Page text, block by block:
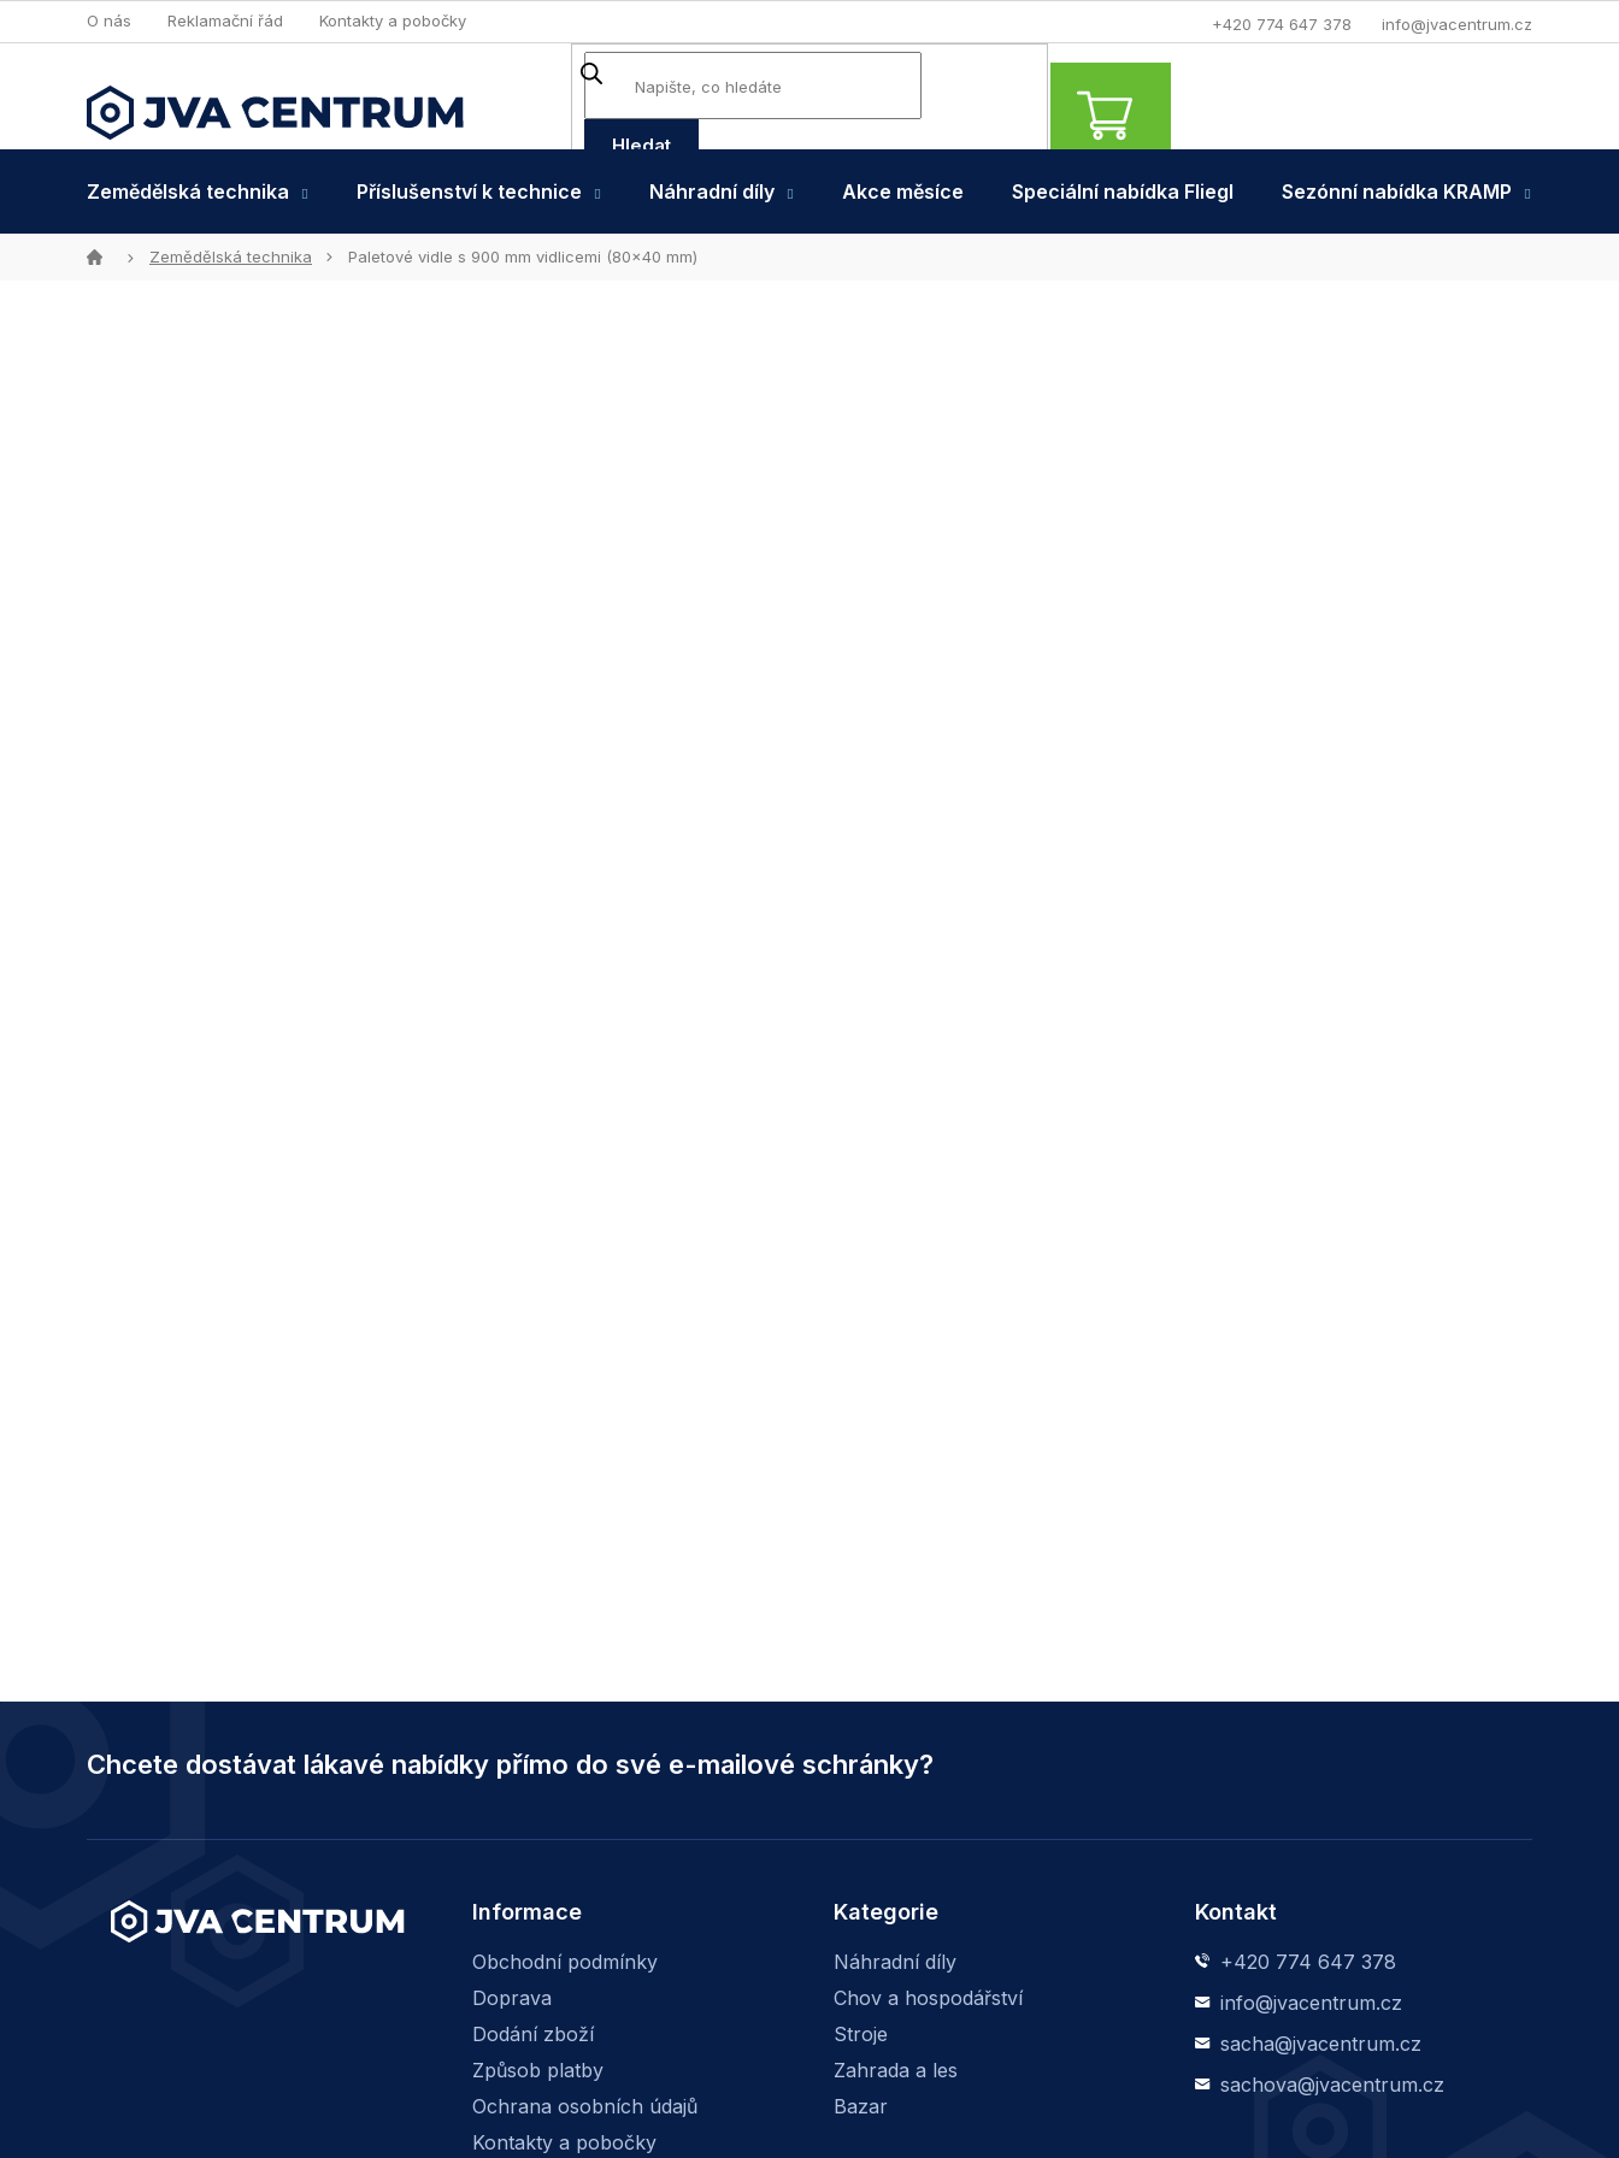
na
+420 774 647 378 info@jvacentrum.cz
O nás Reklamační řád Kontakty a pobočky
Hledat
NÁKUPNÍ
KOŠÍK
Zemědělská technika
Příslušenství k technice Náhradní díly Akce měsíce Speciální nabídka Fliegl Sezónní nabídka KRAMP
DomůZemědělská technika Paletové vidle s 900 mm vidlicemi (80x40 mm)
Chcete dostávat lákavé nabídky přímo do své e-mailové schránky?
Informace
Obchodní podmínky
Doprava
Dodání zboží
Způsob platby
Ochrana osobních údajů
Kontakty a pobočky
Kategorie
Náhradní díly
Chov a hospodářství
Stroje
Zahrada a les
Bazar
Kontakt
+420 774 647 378
info@jvacentrum.cz
sacha@jvacentrum.cz
sachova@jvacentrum.cz